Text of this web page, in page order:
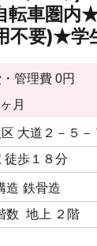
転車圏内
不要)★
管理費 0円
月
大道２－５－
徒歩１８分
造 鉄骨造
数 地上 ２階